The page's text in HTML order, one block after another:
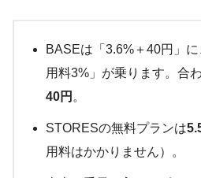
BASEは「3.6%＋40円」
用料3%」が乗ります。合
40円 。
STORESの無料プランは
用料はかかりません）。